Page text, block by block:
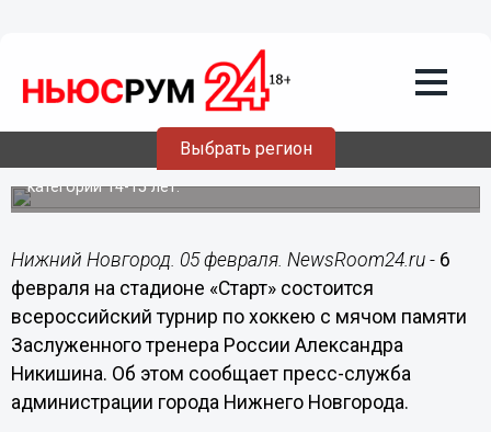
Выбрать регион
Всероссийский турнир памяти
Заслуженного тренера России
Александра Никишина состоится в
Нижнем Новгороде
В соревнованиях примут участие юноши в возрастной
категории 14-15 лет.
Нижний Новгород. 05 февраля. NewsRoom24.ru - 6
февраля на стадионе «Старт» состоится
всероссийский турнир по хоккею с мячом памяти
Заслуженного тренера России Александра
Никишина. Об этом сообщает пресс-служба
администрации города Нижнего Новгорода.